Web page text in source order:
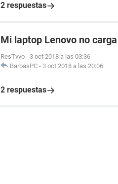
2 respuestas
Mi laptop Lenovo no carga
ResTvvo - 3 oct 2018 a las 03:36
BarbasPC - 3 oct 2018 a las 20:06
2 respuestas